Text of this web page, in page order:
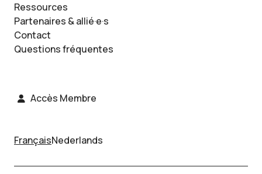
Ressources
Partenaires & allié·e·s
Contact
Questions fréquentes
Accès Membre
FrançaisNederlands